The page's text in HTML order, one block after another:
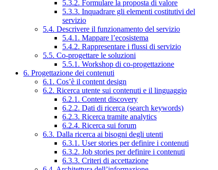
5.3.2. Formulare la proposta di valore
5.3.3. Inquadrare gli elementi costitutivi del
servizio
5.4. Descrivere il funzionamento del servizio
5.4.1. Mappare l’ecosistema
5.4.2. Rappresentare i flussi di servizio
5.5. Co-progettare le soluzioni
5.5.1. Workshop di co-progettazione
6. Progettazione dei contenuti
6.1. Cos’è il content design
6.2. Ricerca utente sui contenuti e il linguaggio
6.2.1. Content discovery
6.2.2. Dati di ricerca (search keywords)
6.2.3. Ricerca tramite analytics
6.2.4. Ricerca sui forum
6.3. Dalla ricerca ai bisogni degli utenti
6.3.1. User stories per definire i contenuti
6.3.2. Job stories per definire i contenuti
6.3.3. Criteri di accettazione